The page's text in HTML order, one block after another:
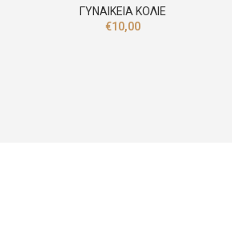
ΓΥΝΑΙΚΕΙΑ ΚΟΛΙΕ
€10,00